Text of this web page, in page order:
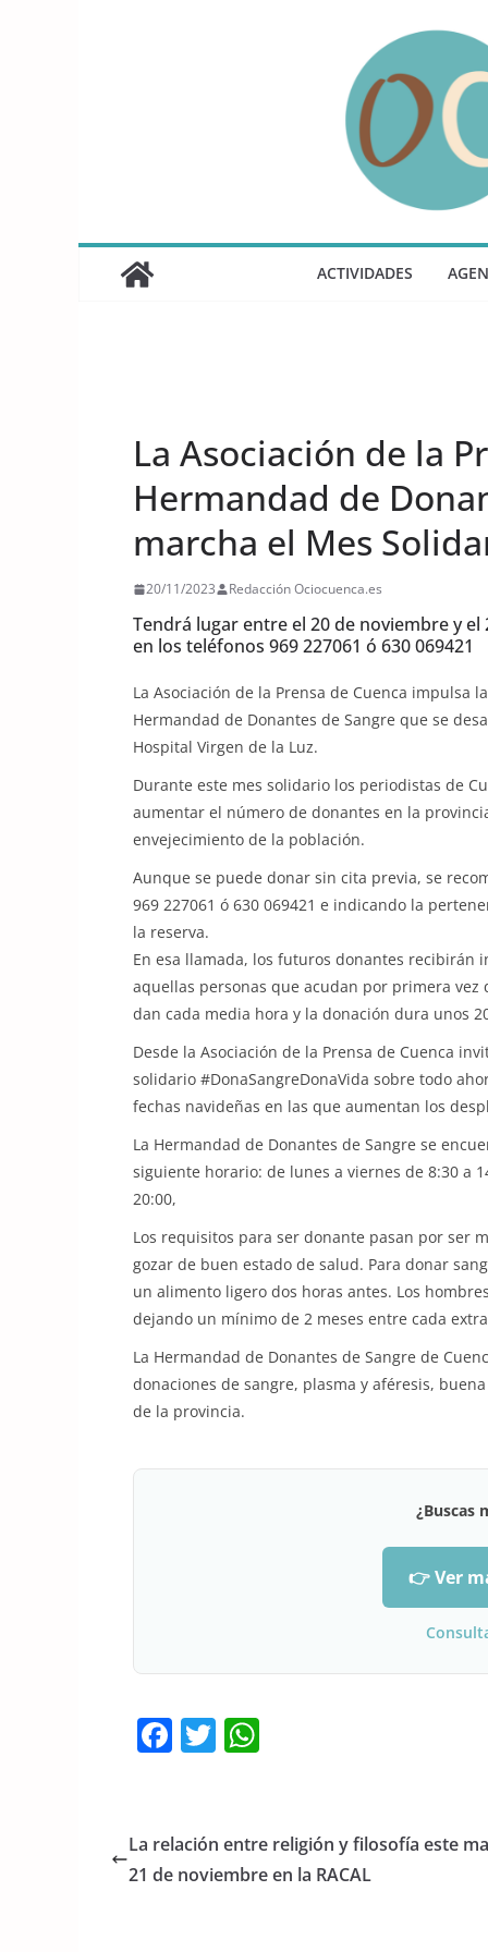
ACTIVIDADES
La Asociación de la
Hermandad de
marcha el Mes
20/11/2023 Redacción Ociocuenca.es
Tendrá lugar entre el 20 de noviembre y
en los teléfonos 969 227061 ó 630 069421
La Asociación de la Prensa de Cuenca impulsa
Hermandad de Donantes de Sangre que se
Hospital Virgen de la Luz.
Durante este mes solidario los periodistas de
aumentar el número de donantes en la
envejecimiento de la población.
Aunque se puede donar sin cita previa, se
969 227061 ó 630 069421 e indicando la
la reserva.
En esa llamada, los futuros donantes recibirán
aquellas personas que acudan por primera
dan cada media hora y la donación dura unos
Desde la Asociación de la Prensa de Cuenca
solidario #DonaSangreDonaVida sobre todo
fechas navideñas en las que aumentan los
La Hermandad de Donantes de Sangre se
siguiente horario: de lunes a viernes de 8:30 a
20:00,
Los requisitos para ser donante pasan por ser
gozar de buen estado de salud. Para donar
un alimento ligero dos horas antes. Los
dejando un mínimo de 2 meses entre cada
La Hermandad de Donantes de Sangre de
donaciones de sangre, plasma y aféresis,
de la provincia.
¿Buscas
👉 Ver
F
e
b
T
er s
A
La relación entre religión y filosofía este
21 de noviembre en la RACAL